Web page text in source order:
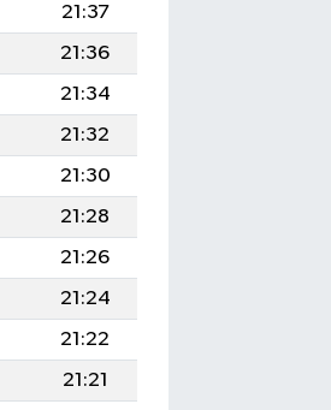
21:37
21:36
21:34
21:32
21:30
21:28
21:26
21:24
21:22
21:21